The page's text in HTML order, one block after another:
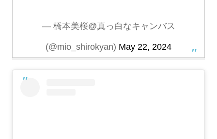
— 橋本美桜@真っ白なキャンバス
(@mio_shirokyan) May 22, 2024